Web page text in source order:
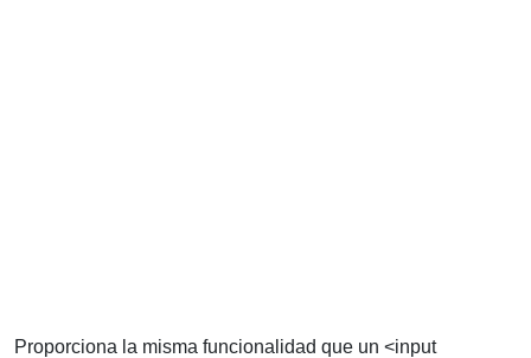
Proporciona la misma funcionalidad que un <input